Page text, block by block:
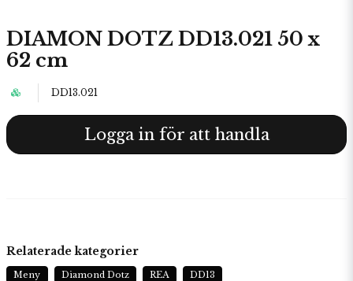
DIAMON DOTZ DD13.021 50 x
62 cm
DD13.021
Logga in för att handla
Relaterade kategorier
Meny Diamond Dotz REA DD13